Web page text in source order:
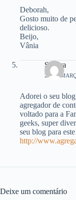
Deborah,
Gosto muito de
delicioso.
Beijo,
Vânia
Sandra
22 DE
Adorei o seu
agregador de
voltado para a
geeks, super
seu blog para
http://
Deixe um comentário